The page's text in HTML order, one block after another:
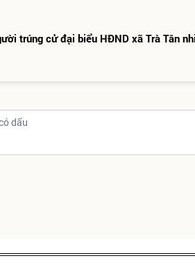
trúng cử đại biểu HĐND xã Trà Tân